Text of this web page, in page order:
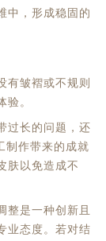
中，形成稳固的
皱褶或不规则
验。
长的问题，还
制作带来的成就
肤以免造成不
是一种创新且
业态度。若对结